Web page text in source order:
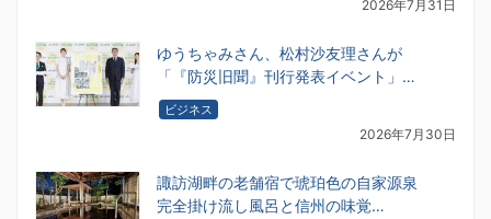
2026年7月31日
ゆうちゃみさん、松村沙友理さんが
「『防災旧聞』刊行発表イベント」…
ビジネス
2026年7月30日
諏訪湖畔の老舗宿で琥珀色の自家源泉
完全掛け流し風呂と信州の味覚…